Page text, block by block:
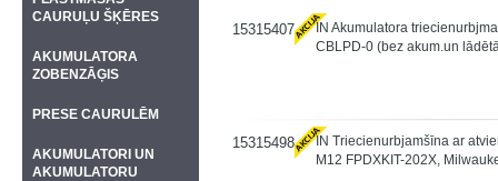
15315407
IN Akumulatora
CBLPD-0 (bez akum.un
15315498
IN Triecienurbjamšīna ar
M12 FPDXKIT-202X,
CAURUĻU ŠĶĒRES
AKUMULATORA
ZOBENZĀĢIS
PRESE CAURULĒM
AKUMULATORI UN
AKUMULATORU